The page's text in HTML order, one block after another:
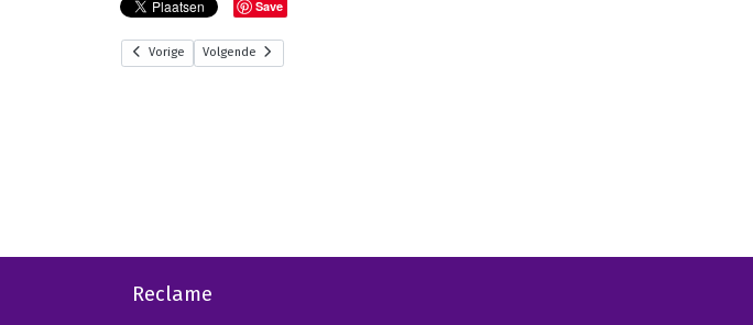
Save
Vorige Volgende
Reclame